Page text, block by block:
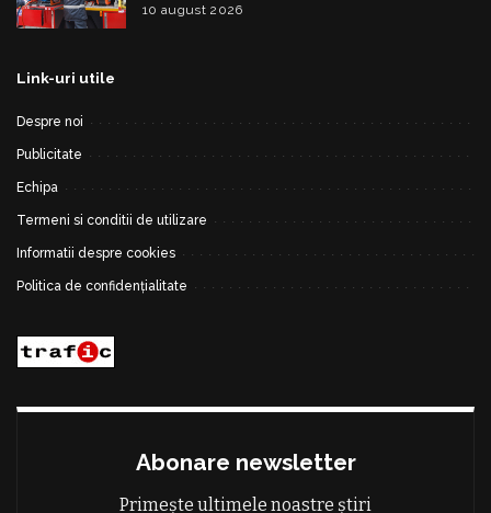
10 august 2026
Link-uri utile
Despre noi
Publicitate
Echipa
Termeni si conditii de utilizare
Informatii despre cookies
Politica de confidențialitate
Abonare newsletter
Primește ultimele noastre știri